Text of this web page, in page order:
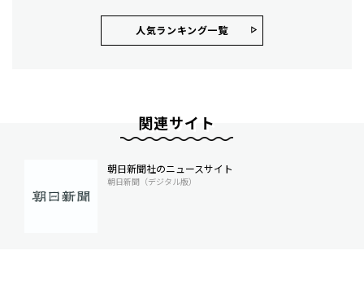
人気ランキング⼀覧
関連サイト
朝日新聞社のニュースサイト
朝日新聞（デジタル版）